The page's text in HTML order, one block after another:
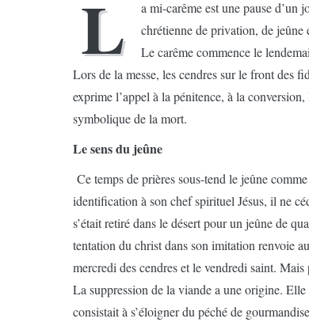
L
a mi-carême est une pause d’un
chrétienne de privation, de jeûne
Le carême commence le
Lors de la messe, les cendres sur le front des
exprime l’appel à la pénitence, à la
symbolique de la mort.
Le sens du jeûne
Ce temps de prières sous-tend le jeûne
identification à son chef spirituel Jésus, il ne
s’était retiré dans le désert pour un jeûne de
tentation du christ dans son imitation renvoie
mercredi des cendres et le vendredi saint.
La suppression de la viande a une origine.
consistait à s’éloigner du péché de